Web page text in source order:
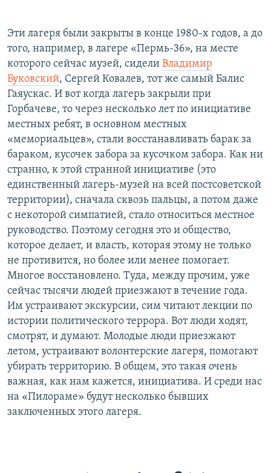
Эти лагеря были закрыты в конце 1980-х годов, а до
того, например, в лагере «Пермь-36», на месте
которого сейчас музей, сидели Владимир
Буковский, Сергей Ковалев, тот же самый Балис
Гаяускас. И вот когда лагерь закрыли при
Горбачеве, то через несколько лет по инициативе
местных ребят, в основном местных
«мемориальцев», стали восстанавливать барак за
бараком, кусочек забора за кусочком забора. Как ни
странно, к этой странной инициативе (это
единственный лагерь-музей на всей постсоветской
территории), сначала сквозь пальцы, а потом даже
с некоторой симпатией, стало относиться местное
руководство. Поэтому сегодня это и общество,
которое делает, и власть, которая этому не только
не противится, но более или менее помогает.
Многое восстановлено. Туда, между прочим, уже
сейчас тысячи людей приезжают в течение года.
Им устраивают экскурсии, сим читают лекции по
истории политического террора. Вот люди ходят,
смотрят, и думают. Молодые люди приезжают
летом, устраивают волонтерские лагеря, помогают
убирать территорию. В общем, это такая очень
важная, как нам кажется, инициатива. И среди нас
на «Пилораме» будут несколько бывших
заключенных этого лагеря.